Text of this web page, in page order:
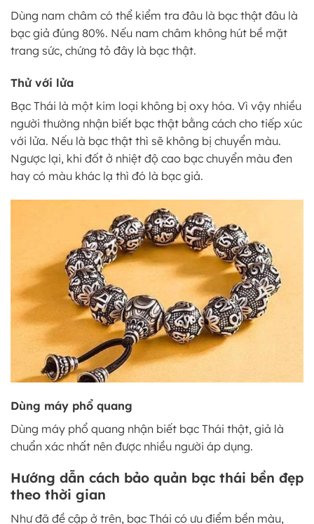
Dùng nam châm có thể kiểm tra đâu là bạc thật đâu là
bạc giả đúng 80%. Nếu nam châm không hút bề mặt
trang sức, chứng tỏ đây là bạc thật.
Thử với lửa
Bạc Thái là một kim loại không bị oxy hóa. Vì vậy nhiều
người thường nhận biết bạc thật bằng cách cho tiếp xúc
với lửa. Nếu là bạc thật thì sẽ không bị chuyển màu.
Ngược lại, khi đốt ở nhiệt độ cao bạc chuyển màu đen
hay có màu khác lạ thì đó là bạc giả.
Dùng máy phổ quang
Dùng máy phổ quang nhận biết bạc Thái thật, giả là
chuẩn xác nhất nên được nhiều người áp dụng.
Hướng dẫn cách bảo quản bạc thái bền đẹp
theo thời gian
Như đã đề cập ở trên, bạc Thái có ưu điểm bền màu,